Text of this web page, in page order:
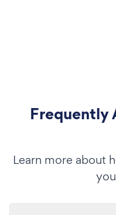
Frequently
Learn more about